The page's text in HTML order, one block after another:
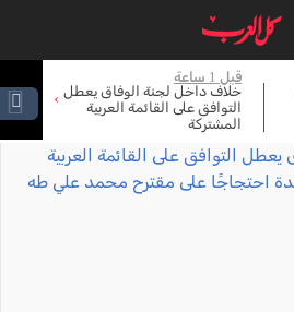
قبل 1 ساعة
خلاف داخل لجنة الوفاق يعطل
التوافق على القائمة العربية
المشتركة
›
جاري التحميل...